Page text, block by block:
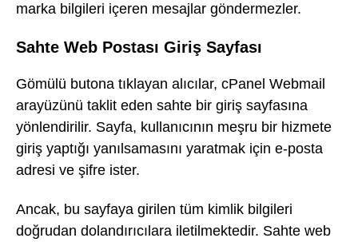
marka bilgileri içeren mesajlar göndermezler.
Sahte Web Postası Giriş Sayfası
Gömülü butona tıklayan alıcılar, cPanel Webmail
arayüzünü taklit eden sahte bir giriş sayfasına
yönlendirilir. Sayfa, kullanıcının meşru bir hizmete
giriş yaptığı yanılsamasını yaratmak için e-posta
adresi ve şifre ister.
Ancak, bu sayfaya girilen tüm kimlik bilgileri
doğrudan dolandırıcılara iletilmektedir. Sahte web